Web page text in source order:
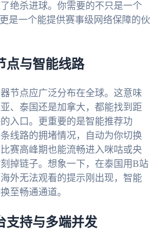
绝杀进球。你需要的不只是一个
是一个能提供赛事级网络保障的伙
点与智能线路
节点应广泛分布在全球。这意味
、泰国还是加拿大，都能找到距
入口。更重要的是智能推荐功
线路的拥堵情况，自动为你切换
赛高峰期也能流畅进入咪咕或央
掉链子。想象一下，在泰国用B站
外无法观看的提示刚出现，智能
至畅通通道。
支持与多端并发